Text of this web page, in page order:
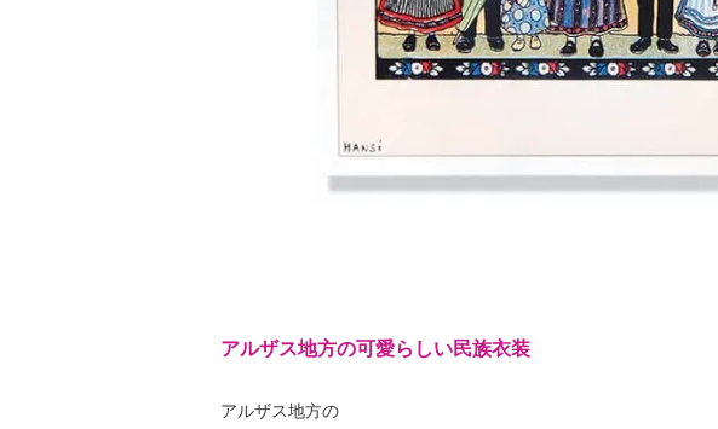
アルザス地方の可愛らしい民族衣装
アルザス地方の